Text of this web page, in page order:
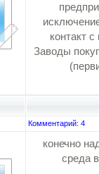
контакт
Заводы
Комментарий: 4
конечно
среда